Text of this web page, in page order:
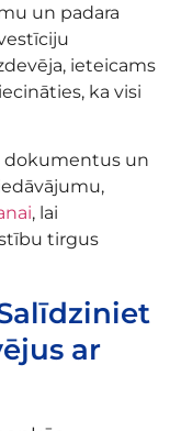
un padara
ieteicams
ka visi
dokumentus un
, lai
tirgus
ar